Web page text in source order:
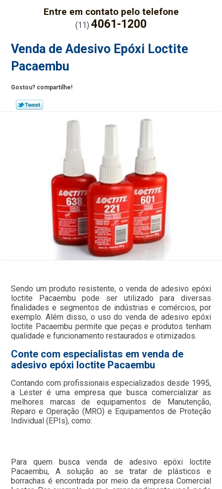
Entre em contato pelo telefone
(11) 4061-1200
Venda de Adesivo Epóxi Loctite
Pacaembu
Gostou? compartilhe!
Sendo um produto resistente, o venda de adesivo epóxi
loctite Pacaembu pode ser utilizado para diversas
finalidades e segmentos de indústrias e comércios, por
exemplo. Além disso, o uso do venda de adesivo epóxi
loctite Pacaembu permite que peças e produtos tenham
qualidade e funcionamento restaurados e otimizados.
Conte com especialistas em venda de
adesivo epóxi loctite Pacaembu
Contando com profissionais especializados desde 1995,
a Lester é uma empresa que busca comercializar as
melhores marcas de equipamentos de Manutenção,
Reparo e Operação (MRO) e Equipamentos de Proteção
Individual (EPIs), como:
Para quem busca venda de adesivo epóxi loctite
Pacaembu, A solução ao se tratar de plásticos e
borrachas é encontrada por meio da empresa Comercial